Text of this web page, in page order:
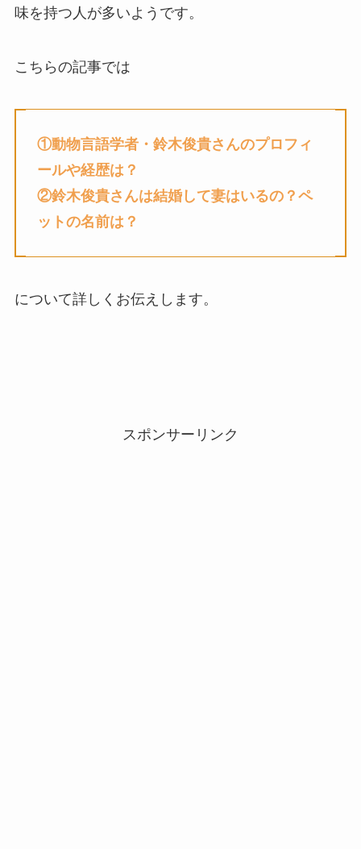
味を持つ人が多いようです。
こちらの記事では
①動物言語学者・鈴木俊貴さんのプロフィ
ールや経歴は？
②鈴木俊貴さんは結婚して妻はいるの？ ペ
ットの名前は？
について詳しくお伝えします。
スポンサーリンク